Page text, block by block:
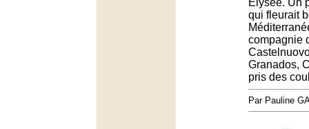
Élysée. Un
qui fleurait
compagnie
Granados,
pris des
Par Pauline